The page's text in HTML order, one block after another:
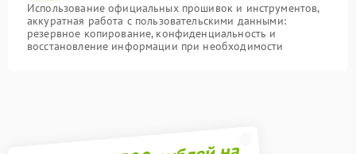
Использование официальных прошивок и инструментов,
аккуратная работа с пользовательскими данными:
резервное копирование, конфиденциальность и
восстановление информации при необходимости